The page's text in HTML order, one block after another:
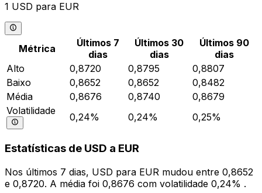
1 USD para EUR
Métrica
Últimos 7
dias
Últimos 30
dias
Últimos 90
dias
Alto
0,8720 0,8795
0,8807
Baixo
0,8652 0,8652
0,8482
Média
0,8676 0,8740
0,8679
Volatilidade
0,24% 0,24% 0,25%
Estatísticas de USD a EUR
Nos últimos 7 dias, USD para EUR mudou entre 0,8652
e 0,8720. A média foi 0,8676 com volatilidade 0,24% .